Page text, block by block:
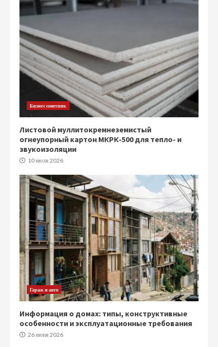
Бизнес советник
Листовой муллитокремнеземистый
огнеупорный картон МКРК-500 для тепло- и
звукоизоляции
10 июля 2026
Гараж и авто
Информация о домах: типы, конструктивные
особенности и эксплуатационные требования
26 июня 2026